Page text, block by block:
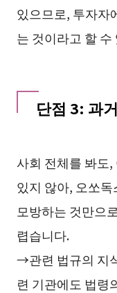
있으므로, 투자자
는 것이라고 할 수
단점 3: 과
사회 전체를 봐도
있지 않아, 오쏘
모방하는 것만으
렵습니다.
→관련 법규의 지
련 기관에도 법령